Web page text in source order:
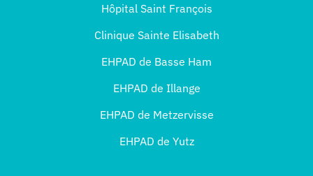
Hôpital Saint François
Clinique Sainte Elisabeth
EHPAD de Basse Ham
EHPAD de Illange
EHPAD de Metzervisse
EHPAD de Yutz